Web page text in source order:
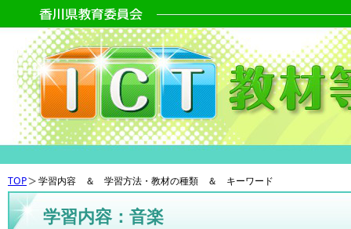
TOP 学習内容 ＆ 学習方法・教材の種類 ＆ キーワード
学習内容：音楽